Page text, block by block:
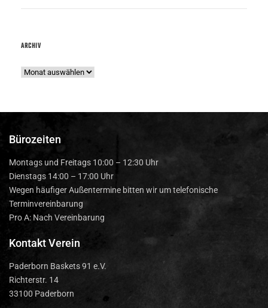
ARCHIV
Bürozeiten
Montags und Freitags 10:00 – 12:30 Uhr
Dienstags 14:00 – 17:00 Uhr
Wegen häufiger Außentermine bitten wir um telefonische
Terminvereinbarung
Pro A: Nach Vereinbarung
Kontakt Verein
Paderborn Baskets 91 e.V.
Richterstr. 14
33100 Paderborn